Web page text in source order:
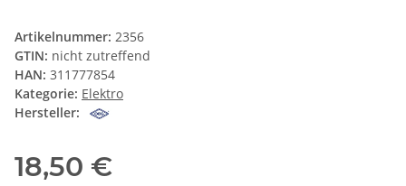
Artikelnummer: 2356
GTIN: nicht zutreffend
HAN: 311777854
Kategorie: Elektro
Hersteller:
18,50 €